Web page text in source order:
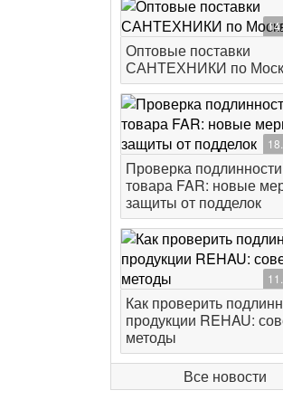
Оптовые поставки
САНТЕХНИКИ по
Проверка подлинности
товара FAR: новые
защиты от подделок
Как проверить
продукции REHAU:
методы
Все новости